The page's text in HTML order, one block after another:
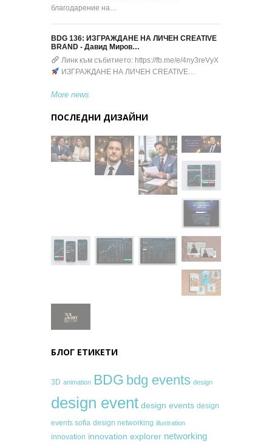
благодарение на…
BDG 136: ИЗГРАЖДАНЕ НА ЛИЧЕН CREATIVE
BRAND - Давид Миров…
Линк към събитието: https://fb.me/e/4ny3reVyX
ИЗГРАЖДАНЕ НА ЛИЧЕН CREATIVE…
More news
ПОСЛЕДНИ ДИЗАЙНИ
БЛОГ ЕТИКЕТИ
3D animation BDG bdg events design
design event design events design
events sofia design networking illustration
innovation innovation explorer networking